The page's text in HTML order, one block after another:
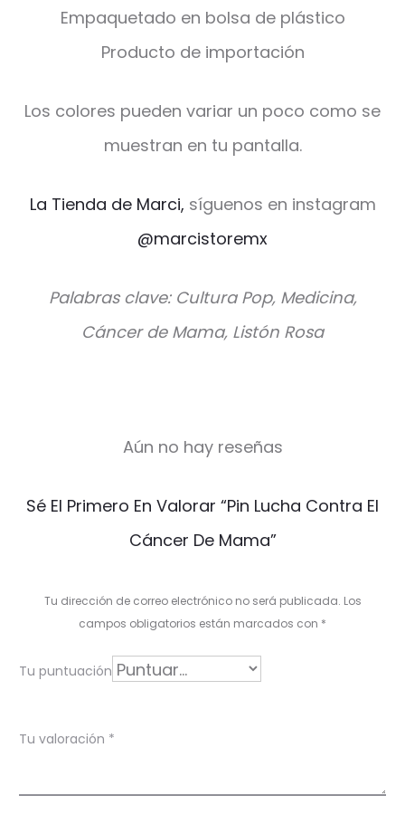
Empaquetado en bolsa de plástico
Producto de importación
Los colores pueden variar un poco como se
muestran en tu pantalla.
La Tienda de Marci, síguenos en instagram
@marcistoremx
Palabras clave: Cultura Pop, Medicina,
Cáncer de Mama, Listón Rosa
V
a
c
o
n
Aún no hay reseñas
Sé El Primero En Valorar “Pin Lucha Contra El
Cáncer De Mama”
Tu dirección de correo electrónico no será publicada. Los
campos obligatorios están marcados con *
Tu puntuación
Tu valoración *